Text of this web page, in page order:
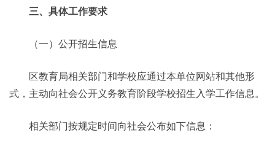
三、具体工作要求
（一）公开招生信息
区教育局相关部门和学校应通过本单位网站和其他形
式，主动向社会公开义务教育阶段学校招生入学工作信息。
相关部门按规定时间向社会公布如下信息：